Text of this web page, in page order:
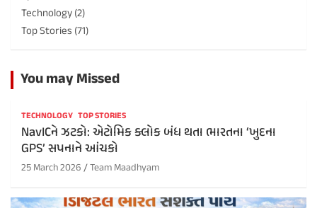
Technology(2)
Top Stories (71)
You may Missed
TECHNOLOGY TOP STORIES
NavICને ઝટકો: એટોમિક ક્લોક બંધ થતા ભારતના ‘ખુદના
GPS’ સપનાને આંચકો
25 March 2026 Team Maadhyam